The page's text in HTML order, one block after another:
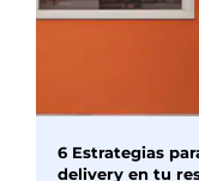
6 Estrategias
delivery en tu